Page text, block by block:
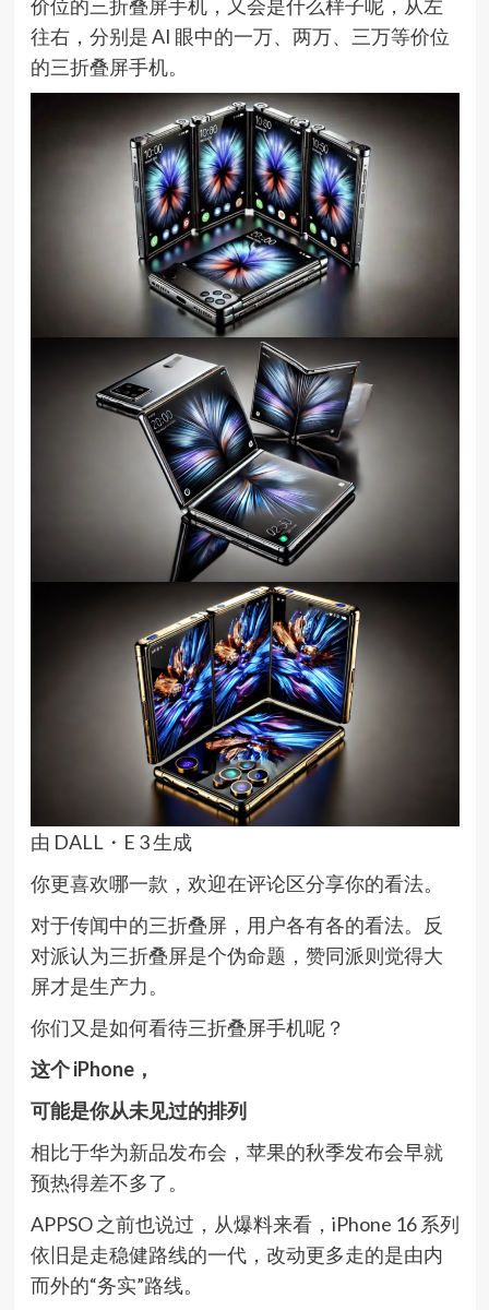
价位的三折叠屏手机，又会是什么样子呢，从左
往右，分别是 AI 眼中的一万、两万、三万等价位
的三折叠屏手机。
由 DALL・E 3 生成
你更喜欢哪一款，欢迎在评论区分享你的看法。
对于传闻中的三折叠屏，用户各有各的看法。反
对派认为三折叠屏是个伪命题，赞同派则觉得大
屏才是生产力。
你们又是如何看待三折叠屏手机呢？
这个 iPhone，
可能是你从未见过的排列
相比于华为新品发布会，苹果的秋季发布会早就
预热得差不多了。
APPSO 之前也说过，从爆料来看，iPhone 16 系列
依旧是走稳健路线的一代，改动更多走的是由内
而外的“务实”路线。